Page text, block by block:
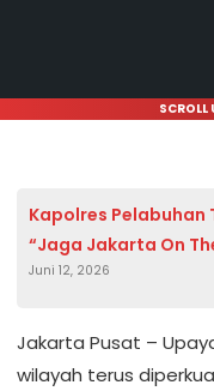
Kapolres Pelabuhan
“Jaga Jakarta On
Sinergi Keamanan
Juni 12, 2026
Jakarta Pusat –
wilayah terus